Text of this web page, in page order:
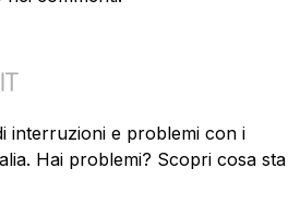
interruzioni e problemi con i
Hai problemi? Scopri cosa sta